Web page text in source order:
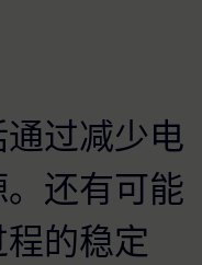
过减少电
还有可能
的稳定